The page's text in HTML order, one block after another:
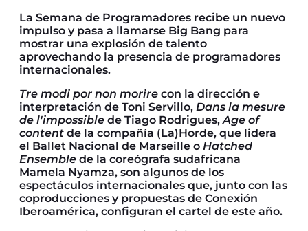
La Semana de Programadores recibe un nuevo
impulso y pasa a llamarse Big Bang para
mostrar una explosión de talento
aprovechando la presencia de programadores
internacionales.
Tre modi por non morire con la dirección e
interpretación de Toni Servillo, Dans la mesure
de l'impossible de Tiago Rodrigues,Age of
content de la compañía (La)Horde, que lidera
el Ballet Nacional de Marseille o Hatched
Ensemble de la coreógrafa sudafricana
Mamela Nyamza, son algunos de los
espectáculos internacionales que, junto con las
coproducciones y propuestas de Conexión
Iberoamérica, configuran el cartel de este año.